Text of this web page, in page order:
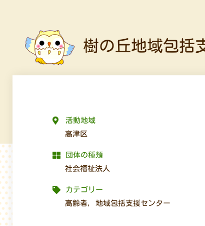
樹の丘地域包括
活動地域
高津区
団体の種類
社会福祉法人
カテゴリー
高齢者, 地域包括支援センター